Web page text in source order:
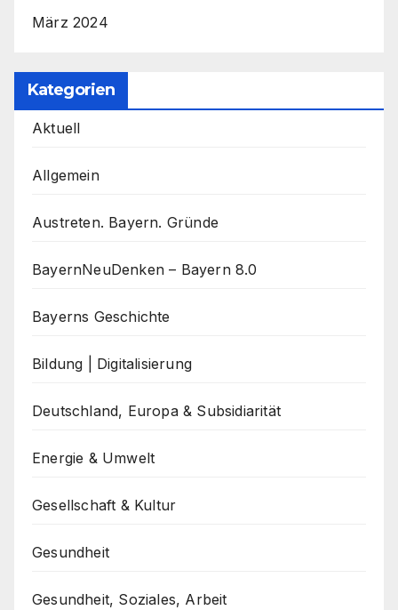
März 2024
Kategorien
Aktuell
Allgemein
Austreten. Bayern. Gründe
BayernNeuDenken – Bayern 8.0
Bayerns Geschichte
Bildung | Digitalisierung
Deutschland, Europa & Subsidiarität
Energie & Umwelt
Gesellschaft & Kultur
Gesundheit
Gesundheit, Soziales, Arbeit